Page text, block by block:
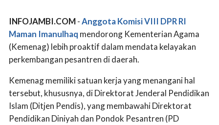
INFOJAMBI.COM-Anggota Komisi VIII DPR RI
Maman Imanulhaq mendorong Kementerian Agama
(Kemenag) lebih proaktif dalam mendata kelayakan
perkembangan pesantren di daerah.
Kemenag memiliki satuan kerja yang menangani hal
tersebut, khususnya, di Direktorat Jenderal Pendidikan
Islam (Ditjen Pendis), yang membawahi Direktorat
Pendidikan Diniyah dan Pondok Pesantren (PD